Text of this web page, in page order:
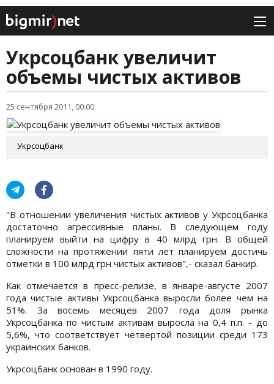
Укрсоцбанк увеличит
объемы чистых активов
25 сентября 2011, 00:00
Укрсоцбанк
"В отношении увеличения чистых активов у Укрсоцбанка
достаточно агрессивные планы. В следующем году
планируем выйти на цифру в 40 млрд грн. В общей
сложности на протяжении пяти лет планируем достичь
отметки в 100 млрд грн чистых активов",- сказал банкир.
Как отмечается в пресс-релизе, в январе-августе 2007
года чистые активы Укрсоцбанка выросли более чем на
51%. За восемь месяцев 2007 года доля рынка
Укрсоцбанка по чистым активам выросла на 0,4 п.п. - до
5,6%, что соответствует четвертой позиции среди 173
украинских банков.
Укрсоцбанк основан в 1990 году.